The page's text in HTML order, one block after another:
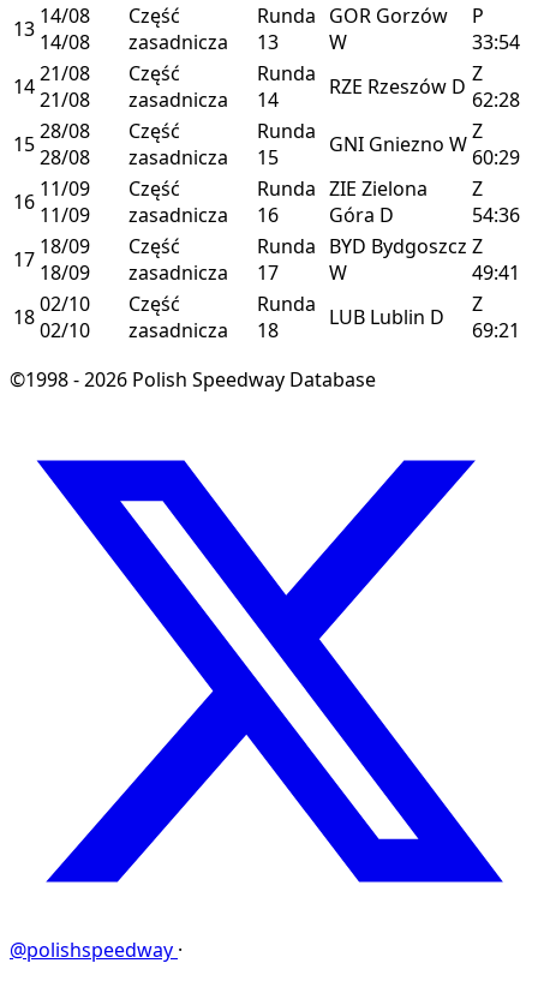
13 14/08
14/08
Część
zasadnicza
Runda
13
GOR Gorzów
W
P
33:54
1421/08
21/08
Część
zasadnicza
Runda
14
RZE Rzeszów D Z
62:28
1528/08
28/08
Część
zasadnicza
Runda
15
GNI Gniezno WZ
60:29
16 11/09
11/09
Część
zasadnicza
Runda
16
ZIE Zielona
Góra D
Z
54:36
17 18/09
18/09
Część
zasadnicza
Runda
17
BYD Bydgoszcz
W
Z
49:41
1802/10
02/10
Część
zasadnicza
Runda
18
LUB Lublin D
Z
69:21
©1998 - 2026 Polish Speedway Database
@polishspeedway ·